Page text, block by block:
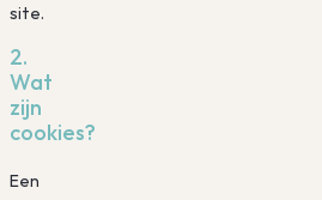
site.
2.
Wat
zijn
cookies?
Een